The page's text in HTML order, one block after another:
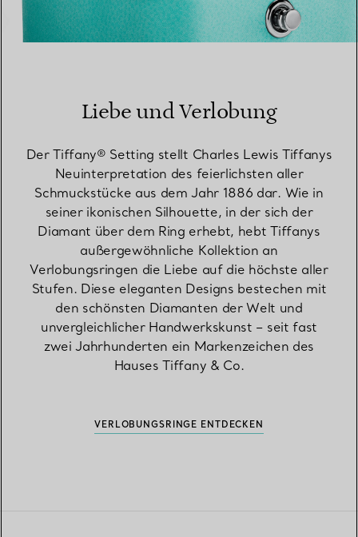
Liebe und Verlobung
Der Tiffany® Setting stellt Charles Lewis Tiffanys
Neuinterpretation des feierlichsten aller
Schmuckstücke aus dem Jahr 1886 dar. Wie in
seiner ikonischen Silhouette, in der sich der
Diamant über dem Ring erhebt, hebt Tiffanys
außergewöhnliche Kollektion an
Verlobungsringen die Liebe auf die höchste aller
Stufen. Diese eleganten Designs bestechen mit
den schönsten Diamanten der Welt und
unvergleichlicher Handwerkskunst – seit fast
zwei Jahrhunderten ein Markenzeichen des
Hauses Tiffany & Co.
VERLOBUNGSRINGE ENTDECKEN